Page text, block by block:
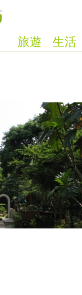
生活
旅遊